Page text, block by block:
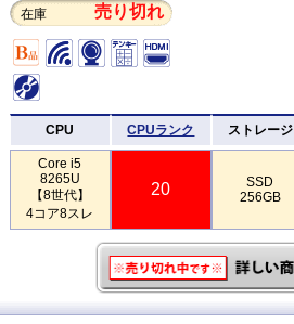
在庫 売り切れ
CPU CPUランク ストレージ
Core i5
8265U
【8世代】
4コア8スレ
20
SSD
256GB